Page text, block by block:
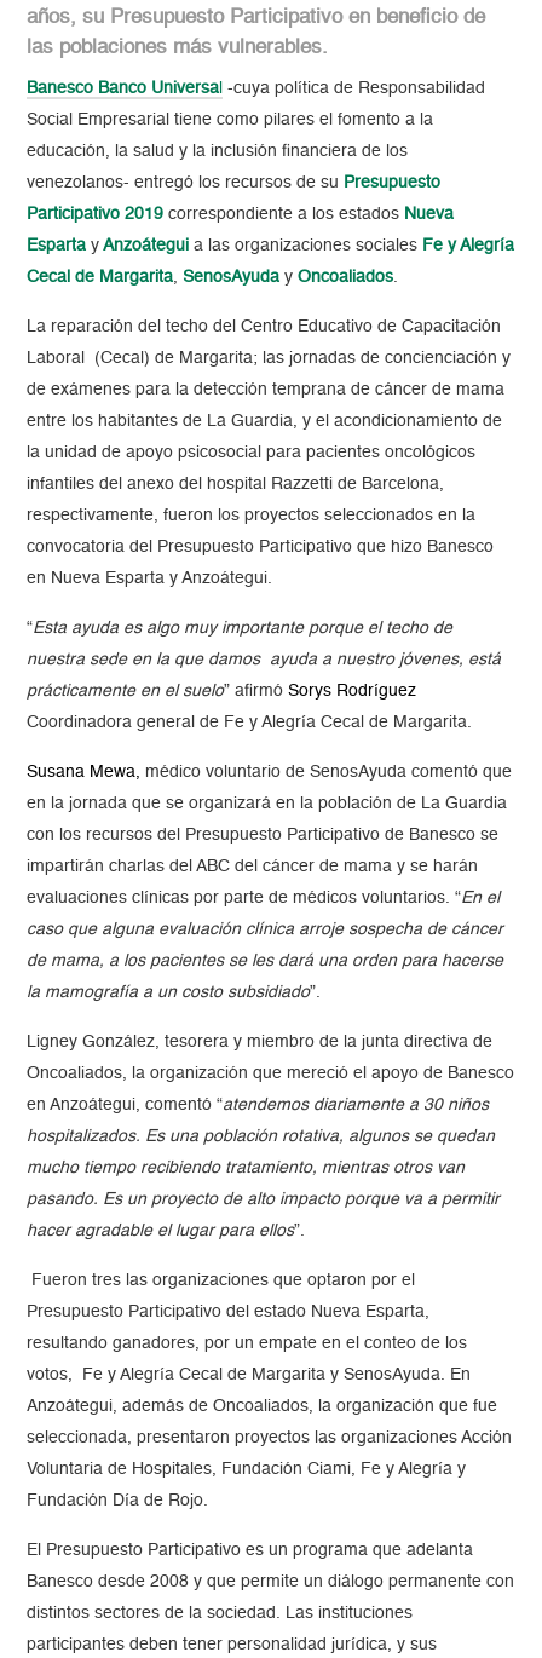
años, su Presupuesto Participativo en beneficio de
las poblaciones más vulnerables.
Banesco Banco Universa -cuya política de Responsabilidad
Social Empresarial tiene como pilares el fomento a la
educación, la salud y la inclusión financiera de los
venezolanos- entregó los recursos de su Presupuesto
Participativo 2019 correspondiente a los estados Nueva
Esparta y Anzoátegui a las organizaciones sociales Fe y Alegría
Cecal de Margarita, SenosAyuda yOncoaliados.
La reparación del techo del Centro Educativo de Capacitación
Laboral (Cecal) de Margarita; las jornadas de concienciación y
de exámenes para la detección temprana de cáncer de mama
entre los habitantes de La Guardia, y el acondicionamiento de
la unidad de apoyo psicosocial para pacientes oncológicos
infantiles del anexo del hospital Razzetti de Barcelona,
respectivamente, fueron los proyectos seleccionados en la
convocatoria del Presupuesto Participativo que hizo Banesco
en Nueva Esparta y Anzoátegui.
“Esta ayuda es algo muy importante porque el techo de
nuestra sede en la que damos ayuda a nuestro jóvenes, está
prácticamente en el suelo” afirmó Sorys Rodríguez
Coordinadora general de Fe y Alegría Cecal de Margarita.
Susana Mewa, médico voluntario de SenosAyuda comentó que
en la jornada que se organizará en la población de La Guardia
con los recursos del Presupuesto Participativo de Banesco se
impartirán charlas del ABC del cáncer de mama y se harán
evaluaciones clínicas por parte de médicos voluntarios. “En el
caso que alguna evaluación clínica arroje sospecha de cáncer
de mama, a los pacientes se les dará una orden para hacerse
la mamografía a un costo subsidiado”.
Ligney González, tesorera y miembro de la junta directiva de
Oncoaliados, la organización que mereció el apoyo de Banesco
en Anzoátegui, comentó “atendemos diariamente a 30 niños
hospitalizados. Es una población rotativa, algunos se quedan
mucho tiempo recibiendo tratamiento, mientras otros van
pasando. Es un proyecto de alto impacto porque va a permitir
hacer agradable el lugar para ellos”.
Fueron tres las organizaciones que optaron por el
Presupuesto Participativo del estado Nueva Esparta,
resultando ganadores, por un empate en el conteo de los
votos, Fe y Alegría Cecal de Margarita y SenosAyuda. En
Anzoátegui, además de Oncoaliados, la organización que fue
seleccionada, presentaron proyectos las organizaciones Acción
Voluntaria de Hospitales, Fundación Ciami, Fe y Alegría y
Fundación Día de Rojo.
El Presupuesto Participativo es un programa que adelanta
Banesco desde 2008 y que permite un diálogo permanente con
distintos sectores de la sociedad. Las instituciones
participantes deben tener personalidad jurídica, y sus